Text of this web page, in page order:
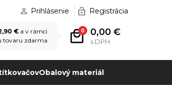
Prihlásenie Registrácia
0 0,00 €
s DPH
€ a v rámci
tovaru zdarma.
Obalový materiál